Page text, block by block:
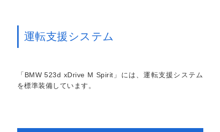
運転支援システム
「BMW 523d xDrive M Spirit」には、運転支援システム
を標準装備しています。